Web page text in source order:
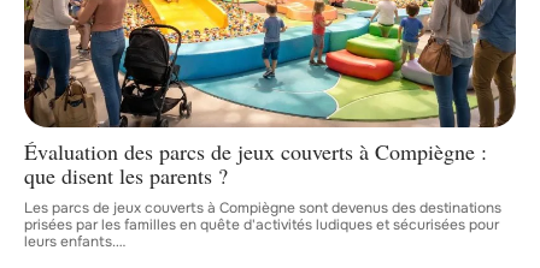
Évaluation des parcs de jeux couverts à Compiègne :
que disent les parents ?
Les parcs de jeux couverts à Compiègne sont devenus des destinations
prisées par les familles en quête d'activités ludiques et sécurisées pour
leurs enfants.…